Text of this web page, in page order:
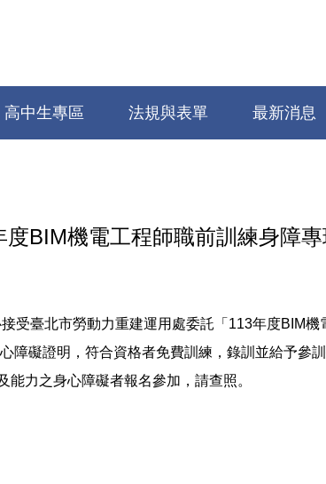
高中生專區 法規與表單 最新消息
BIM機電工程師職前訓練身障
受臺北市勞動力重建運用處委託「113年度BIM
障礙證明，符合資格者免費訓練，錄訓並給予參
力之身心障礙者報名參加，請查照。